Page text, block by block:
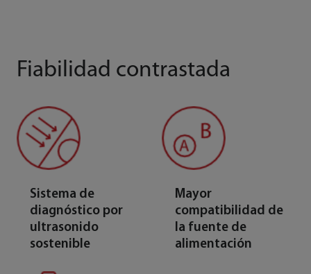
Fiabilidad contrastada
Sistema de
diagnóstico por
ultrasonido
sostenible
Mayor
compatibilidad de
la fuente de
alimentación